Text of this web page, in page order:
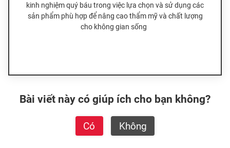
kinh nghiệm quý báu trong việc lựa chọn và sử dụng các
sản phẩm phù hợp để nâng cao thẩm mỹ và chất lượng
cho không gian sống
Bài viết này có giúp ích cho bạn không?
Có Không